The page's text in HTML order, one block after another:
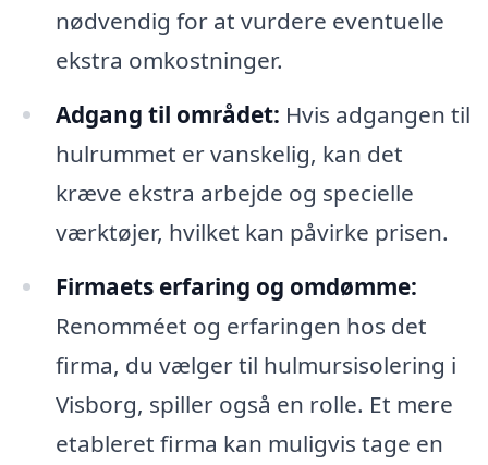
nødvendig for at vurdere eventuelle
ekstra omkostninger.
Adgang til området: Hvis adgangen til
hulrummet er vanskelig, kan det
kræve ekstra arbejde og specielle
værktøjer, hvilket kan påvirke prisen.
Firmaets erfaring og omdømme:
Renomméet og erfaringen hos det
firma, du vælger til hulmursisolering i
Visborg, spiller også en rolle. Et mere
etableret firma kan muligvis tage en